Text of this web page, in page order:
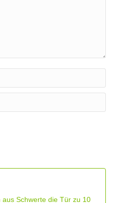
Schwerte die Tür zu 10